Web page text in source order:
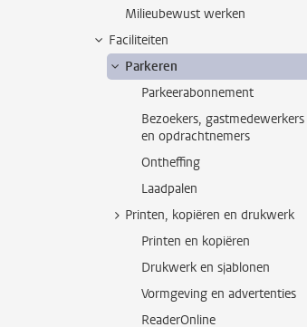
Milieubewust werken
Faciliteiten
Parkeren
Parkeerabonnement
Bezoekers, gastmedewerkers
en opdrachtnemers
Ontheffing
Laadpalen
Printen, kopiëren en drukwerk
Printen en kopiëren
Drukwerk en sjablonen
Vormgeving en advertenties
ReaderOnline